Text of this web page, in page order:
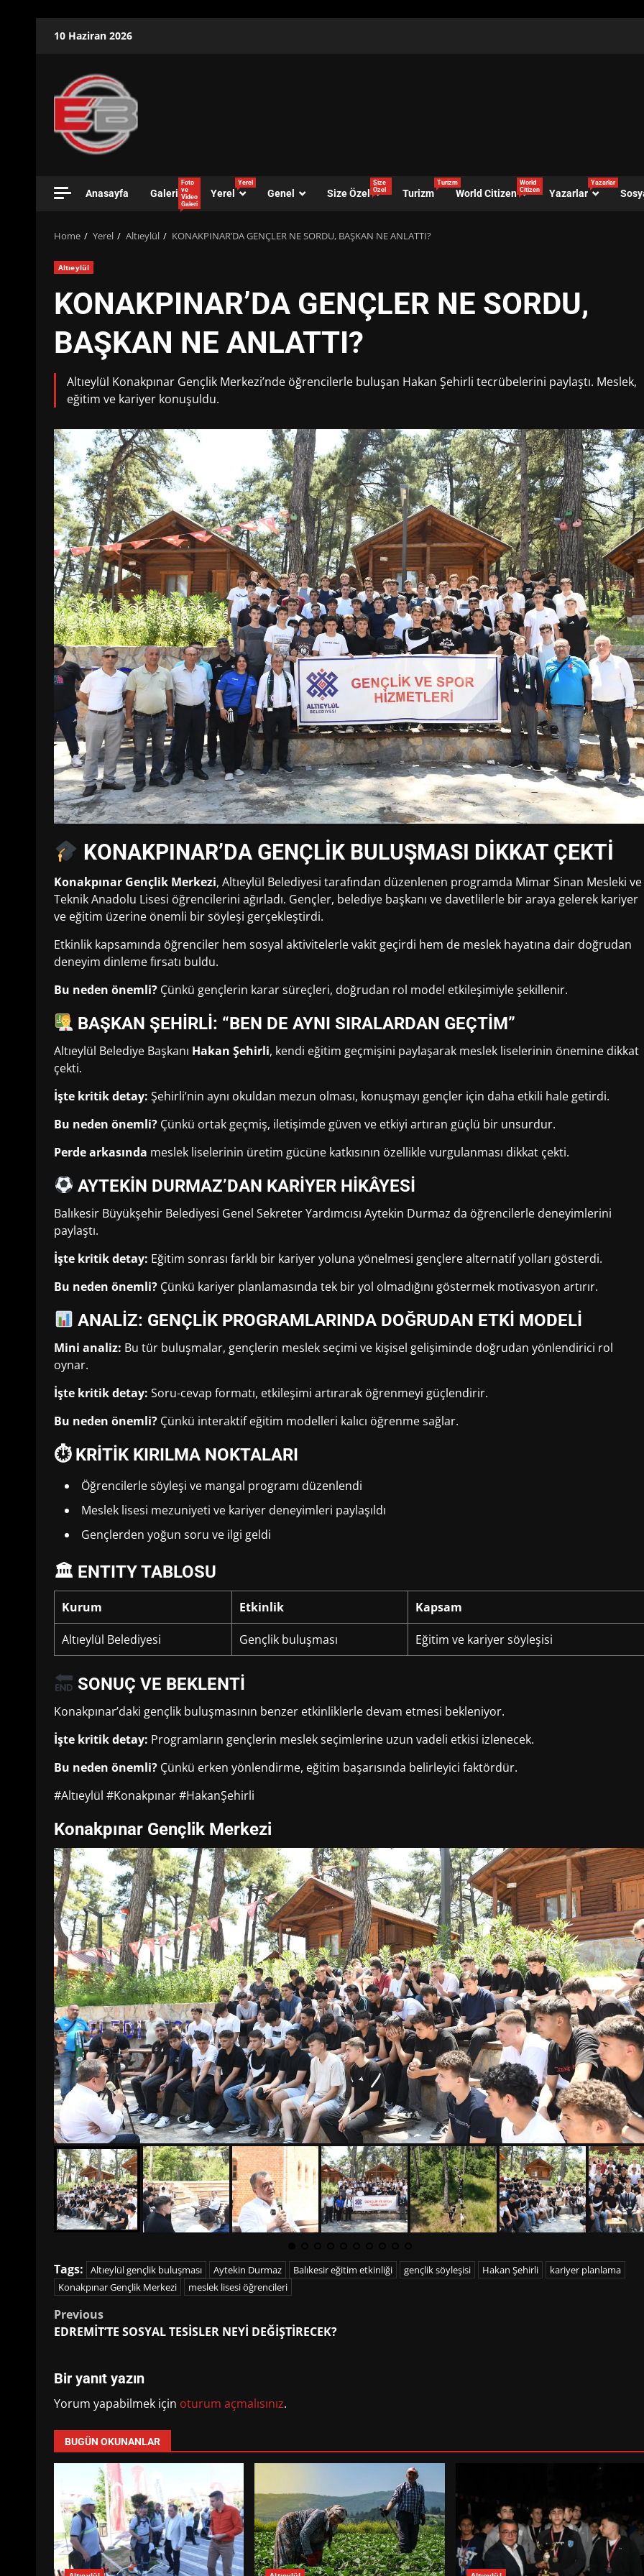
10 Haziran 2026
Anasayfa Galeri
Foto
ve
Video
Galeri
Yerel
Yerel
Genel Size Özel
Size
Özel
Turizm
Turizm
World Citizen
World
Citizen
Yazarlar
Yazarlar
Home Yerel Altıeylül KONAKPINAR’DA GENÇLER NE SORDU, BAŞKAN NE ANLATTI?
Altıeylül
KONAKPINAR’DA GENÇLER NE SORDU,
BAŞKAN NE ANLATTI?
Altıeylül Konakpınar Gençlik Merkezi’nde öğrencilerle buluşan Hakan Şehirli tecrübelerini paylaştı. Meslek,
eğitim ve kariyer konuşuldu.
KONAKPINAR’DA GENÇLİK BULUŞMASI DİKKAT ÇEKTİ
Konakpınar Gençlik Merkezi, Altıeylül Belediyesi tarafından düzenlenen programda Mimar Sinan Mesleki ve
Teknik Anadolu Lisesi öğrencilerini ağırladı. Gençler, belediye başkanı ve davetlilerle bir araya gelerek kariyer
ve eğitim üzerine önemli bir söyleşi gerçekleştirdi.
Etkinlik kapsamında öğrenciler hem sosyal aktivitelerle vakit geçirdi hem de meslek hayatına dair doğrudan
deneyim dinleme fırsatı buldu.
Bu neden önemli? Çünkü gençlerin karar süreçleri, doğrudan rol model etkileşimiyle şekillenir.
BAŞKAN ŞEHİRLİ: “BEN DE AYNI SIRALARDAN GEÇTİM”
Altıeylül Belediye Başkanı Hakan Şehirli, kendi eğitim geçmişini paylaşarak meslek liselerinin önemine dikkat
çekti.
İşte kritik detay: Şehirli’nin aynı okuldan mezun olması, konuşmayı gençler için daha etkili hale getirdi.
Bu neden önemli? Çünkü ortak geçmiş, iletişimde güven ve etkiyi artıran güçlü bir unsurdur.
Perde arkasında meslek liselerinin üretim gücüne katkısının özellikle vurgulanması dikkat çekti.
AYTEKİN DURMAZ’DAN KARİYER HİKÂYESİ
Balıkesir Büyükşehir Belediyesi Genel Sekreter Yardımcısı Aytekin Durmaz da öğrencilerle deneyimlerini
paylaştı.
İşte kritik detay: Eğitim sonrası farklı bir kariyer yoluna yönelmesi gençlere alternatif yolları gösterdi.
Bu neden önemli? Çünkü kariyer planlamasında tek bir yol olmadığını göstermek motivasyon artırır.
ANALİZ: GENÇLİK PROGRAMLARINDA DOĞRUDAN ETKİ MODELİ
Mini analiz: Bu tür buluşmalar, gençlerin meslek seçimi ve kişisel gelişiminde doğrudan yönlendirici rol
oynar.
İşte kritik detay: Soru-cevap formatı, etkileşimi artırarak öğrenmeyi güçlendirir.
Bu neden önemli? Çünkü interaktif eğitim modelleri kalıcı öğrenme sağlar.
⏱ KRİTİK KIRILMA NOKTALARI
Öğrencilerle söyleşi ve mangal programı düzenlendi
Meslek lisesi mezuniyeti ve kariyer deneyimleri paylaşıldı
Gençlerden yoğun soru ve ilgi geldi
🏛 ENTITY TABLOSU
Kurum Etkinlik Kapsam
Altıeylül Belediyesi Gençlik buluşması Eğitim ve kariyer söyleşisi
SONUÇ VE BEKLENTİ
Konakpınar’daki gençlik buluşmasının benzer etkinliklerle devam etmesi bekleniyor.
İşte kritik detay: Programların gençlerin meslek seçimlerine uzun vadeli etkisi izlenecek.
Bu neden önemli? Çünkü erken yönlendirme, eğitim başarısında belirleyici faktördür.
#Altıeylül #Konakpınar #HakanŞehirli
Konakpınar Gençlik Merkezi
Tags: Altıeylül gençlik buluşması Aytekin Durmaz Balıkesir eğitim etkinliği gençlik söyleşisi Hakan Şehirli
kariyer planlama
Konakpınar Gençlik Merkezi
meslek lisesi öğrencileri
Post
Previous
EDREMİT’TE SOSYAL TESİSLER NEYİ DEĞİŞTİRECEK?
Bir yanıt yazın
Yorum yapabilmek için oturum açmalısınız.
BUGÜN OKUNANLAR